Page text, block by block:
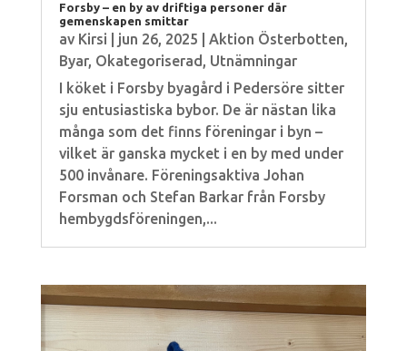
Forsby – en by av driftiga personer där
gemenskapen smittar
av Kirsi jun 26, 2025 Aktion Österbotten,
Byar, Okategoriserad, Utnämningar
I köket i Forsby byagård i Pedersöre sitter
sju entusiastiska bybor. De är nästan lika
många som det finns föreningar i byn –
vilket är ganska mycket i en by med under
500 invånare. Föreningsaktiva Johan
Forsman och Stefan Barkar från Forsby
hembygdsföreningen,...